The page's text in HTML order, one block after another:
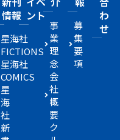
情報
星海社
FICTIONS
星海社
COMICS
星
海
社
新
ント
事
業
理
念
会
社
概
要
ク
募
集
要
項
わ
せ